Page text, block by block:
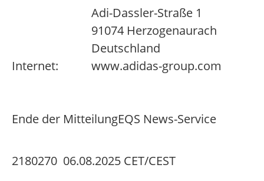
Adi-Dassler-Straße 1
91074 Herzogenaurach
Deutschland
Internet:
www.adidas-group.com
Ende der MitteilungEQS News-Service
2180270 06.08.2025 CET/CEST